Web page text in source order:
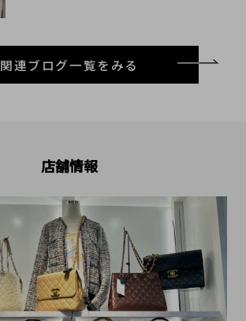
関連ブログ一覧をみる
店舗情報